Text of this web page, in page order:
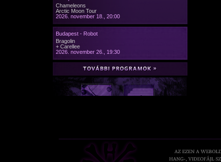
Chameleons
Arctic Moon Tour
2026. november 18., 20:00
Budapest - Robot
Bragolin
+ Carellee
2026. november 26., 19:30